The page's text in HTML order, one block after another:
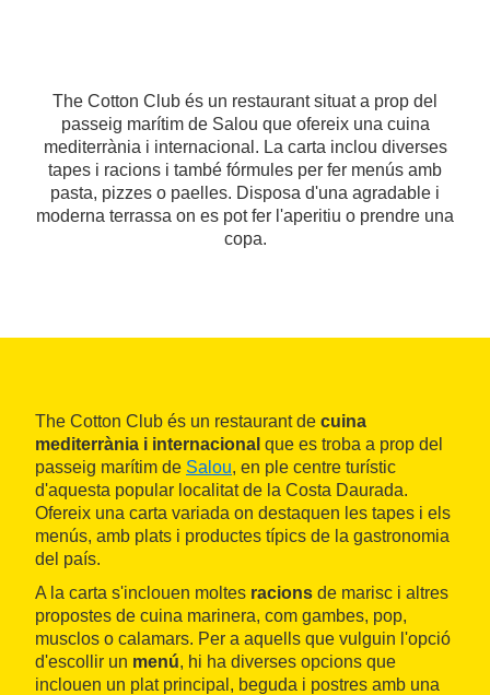
The Cotton Club és un restaurant situat a prop del
passeig marítim de Salou que ofereix una cuina
mediterrània i internacional. La carta inclou diverses
tapes i racions i també fórmules per fer menús amb
pasta, pizzes o paelles. Disposa d'una agradable i
moderna terrassa on es pot fer l'aperitiu o prendre una
copa.
The Cotton Club és un restaurant de cuina
mediterrània i internacional que es troba a prop del
passeig marítim de Salou, en ple centre turístic
d'aquesta popular localitat de la Costa Daurada.
Ofereix una carta variada on destaquen les tapes i els
menús, amb plats i productes típics de la gastronomia
del país.
A la carta s'inclouen moltes racions de marisc i altres
propostes de cuina marinera, com gambes, pop,
musclos o calamars. Per a aquells que vulguin l'opció
d'escollir un menú, hi ha diverses opcions que
inclouen un plat principal, beguda i postres amb una